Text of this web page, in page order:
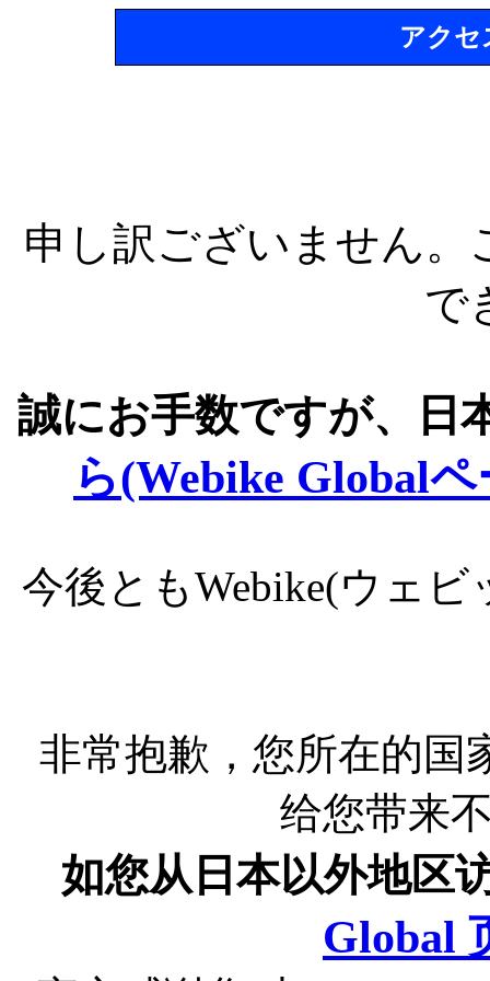
アクセ
申し訳ございません
で
誠にお手数ですが、日
ら(Webike Global
今後ともWebike(ウェ
非常抱歉，您所在的国
给您带来
如您从日本以外地区
Global